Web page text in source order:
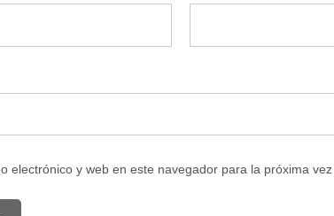
electrónico y web en este navegador para la próxima vez